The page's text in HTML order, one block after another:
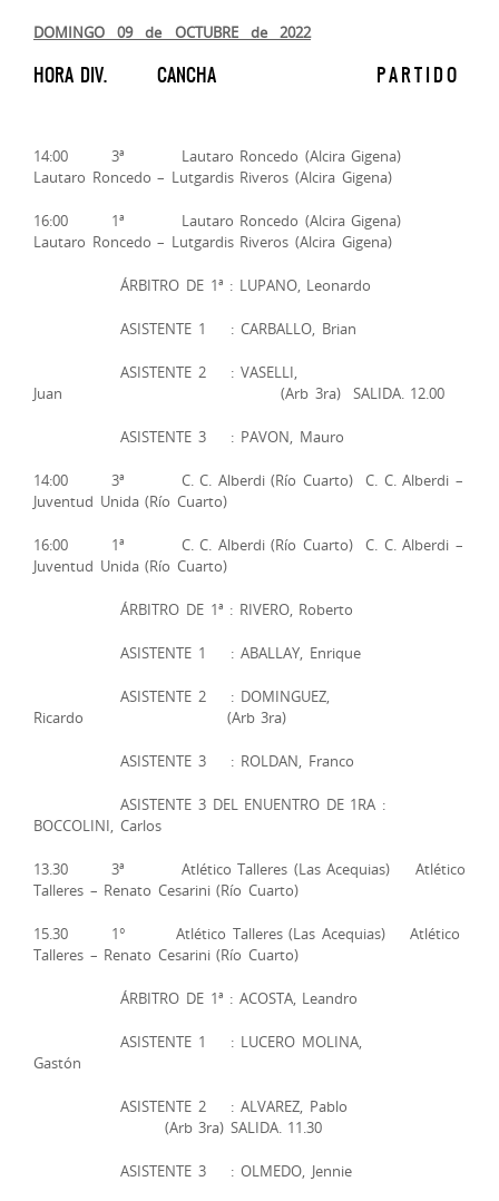
DOMINGO 09 de OCTUBRE de 2022
HORA DIV. CANCHA P A R T I D O
14:00 3ª Lautaro Roncedo (Alcira Gigena)
Lautaro Roncedo – Lutgardis Riveros (Alcira Gigena)
16:00 1ª Lautaro Roncedo (Alcira Gigena)
Lautaro Roncedo – Lutgardis Riveros (Alcira Gigena)
ÁRBITRO DE 1ª : LUPANO, Leonardo
ASISTENTE 1 : CARBALLO, Brian
ASISTENTE 2 : VASELLI,
Juan (Arb 3ra) SALIDA. 12.00
ASISTENTE 3 : PAVON, Mauro
14:00 3ª C. C. Alberdi (Río Cuarto) C. C. Alberdi –
Juventud Unida (Río Cuarto)
16:00 1ª C. C. Alberdi (Río Cuarto) C. C. Alberdi –
Juventud Unida (Río Cuarto)
ÁRBITRO DE 1ª : RIVERO, Roberto
ASISTENTE 1 : ABALLAY, Enrique
ASISTENTE 2 : DOMINGUEZ,
Ricardo (Arb 3ra)
ASISTENTE 3 : ROLDAN, Franco
ASISTENTE 3 DEL ENUENTRO DE 1RA :
BOCCOLINI, Carlos
13.30 3ª Atlético Talleres (Las Acequias) Atlético
Talleres – Renato Cesarini (Río Cuarto)
15.30 1° Atlético Talleres (Las Acequias) Atlético
Talleres – Renato Cesarini (Río Cuarto)
ÁRBITRO DE 1ª : ACOSTA, Leandro
ASISTENTE 1 : LUCERO MOLINA,
Gastón
ASISTENTE 2 : ALVAREZ, Pablo
(Arb 3ra) SALIDA. 11.30
ASISTENTE 3 : OLMEDO, Jennie